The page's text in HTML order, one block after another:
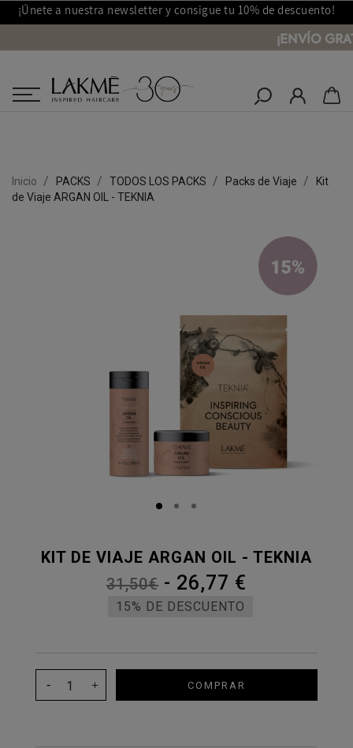
¡Únete a nuestra newsletter y consigue tu 10% de descuento!
¡ENVÍO
Salones Lakmé
Inicio PACKS TODOS LOS PACKS Packs de Viaje
Kit
de Viaje ARGAN OIL - TEKNIA
KIT DE VIAJE ARGAN OIL - TEKNIA
31,50€ - 26,77 €
15% DE DESCUENTO
COMPRAR